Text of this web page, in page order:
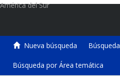
América del Sur
Nueva búsqueda
Búsqueda por Área temática